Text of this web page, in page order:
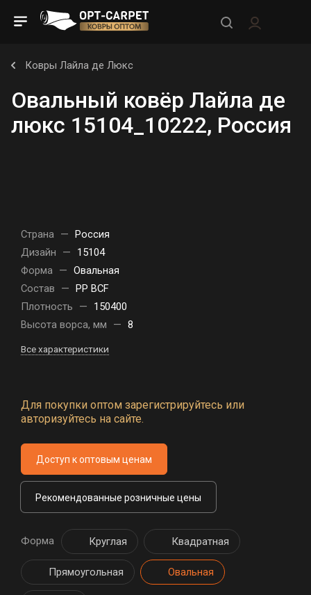
Ковры Лайла де Люкс
Овальный ковёр Лайла де
люкс 15104_10222, Россия
Страна — Россия
Дизайн
—
15104
Форма — Овальная
Состав
— PP BCF
Плотность
—
150400
Высота ворса, мм
— 8
Все характеристики
Для покупки оптом зарегистрируйтесь или
авторизуйтесь на сайте.
Доступ к оптовым ценам
Рекомендованные розничные цены
Форма Круглая Квадратная
Прямоугольная Овальная